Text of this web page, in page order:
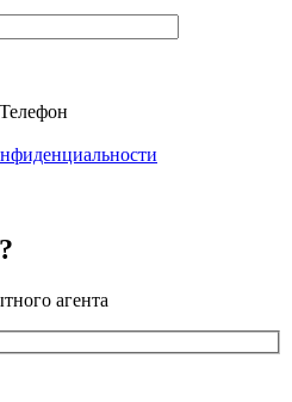
Телефон
агента